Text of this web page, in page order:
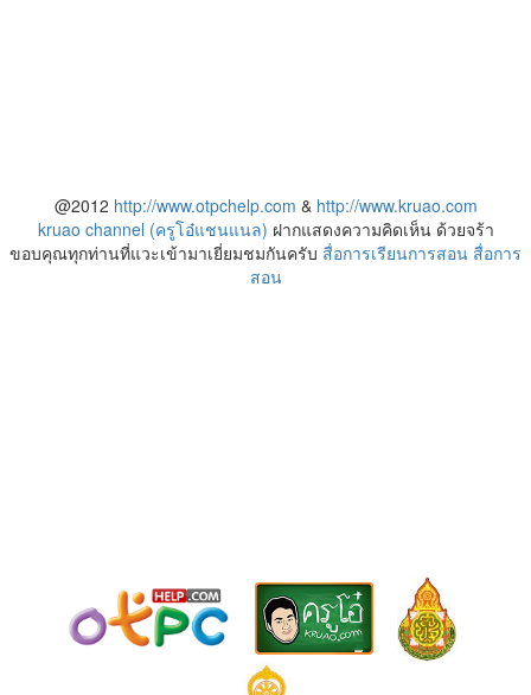
@2012 http://www.otpchelp.com & http://www.kruao.com
kruao channel (ครูโอ๋แชนแนล) ฝากแสดงความคิดเห็น ด้วยจร้า
ขอบคุณทุกท่านที่แวะเข้ามาเยี่ยมชมกันครับ สื่อการเรียนการสอน สื่อการ
สอน